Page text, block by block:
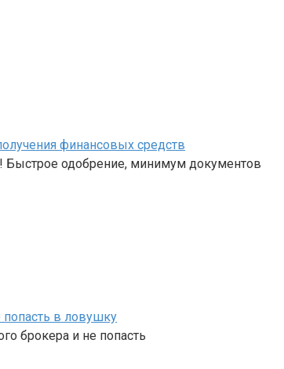
финансовых средств
Быстрое одобрение, минимум документов
в ловушку
брокера и не попасть